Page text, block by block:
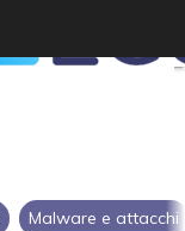
Malware e attacchi